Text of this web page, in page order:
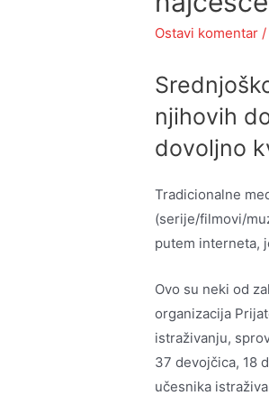
Ostavi komentar /
njihovih
dovoljno
Tradicionalne
(serije/filmovi/
putem interneta,
Ovo su neki od
organizacija
istraživanju,
37 devojčica, 18
učesnika